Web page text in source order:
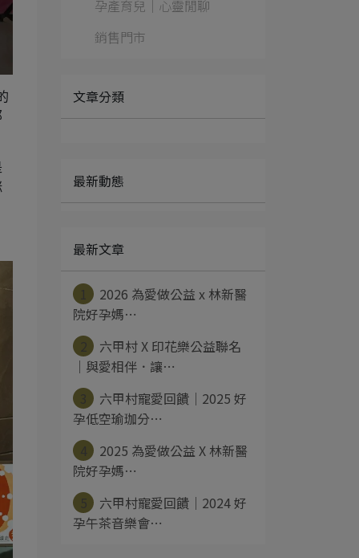
孕產育兒｜心靈閒聊
銷售門市
文章分類
最新動態
最新文章
2026 為愛做公益 x 林新醫
院好孕媽⋯
六甲村 X 印花樂公益聯名
｜與愛相伴．讓⋯
六甲村寵愛回饋｜2025 好
孕低空瑜珈分⋯
2025 為愛做公益 X 林新醫
院好孕媽⋯
六甲村寵愛回饋｜2024 好
孕午茶音樂會⋯